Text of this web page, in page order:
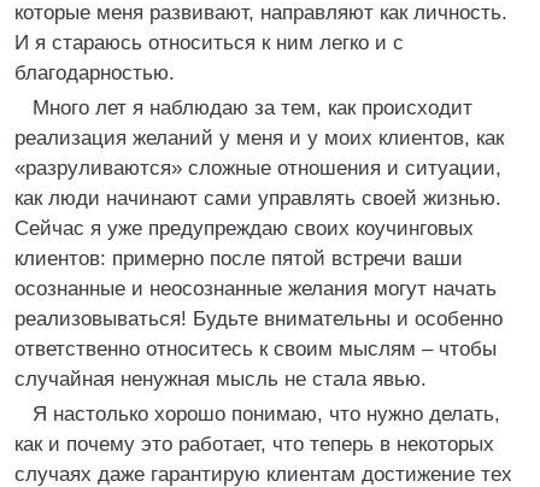
которые меня развивают, направляют как личность.
И я стараюсь относиться к ним легко и с
благодарностью.
Много лет я наблюдаю за тем, как происходит
реализация желаний у меня и у моих клиентов, как
«разруливаются» сложные отношения и ситуации,
как люди начинают сами управлять своей жизнью.
Сейчас я уже предупреждаю своих коучинговых
клиентов: примерно после пятой встречи ваши
осознанные и неосознанные желания могут начать
реализовываться! Будьте внимательны и особенно
ответственно относитесь к своим мыслям – чтобы
случайная ненужная мысль не стала явью.
Я настолько хорошо понимаю, что нужно делать,
как и почему это работает, что теперь в некоторых
случаях даже гарантирую клиентам достижение тех